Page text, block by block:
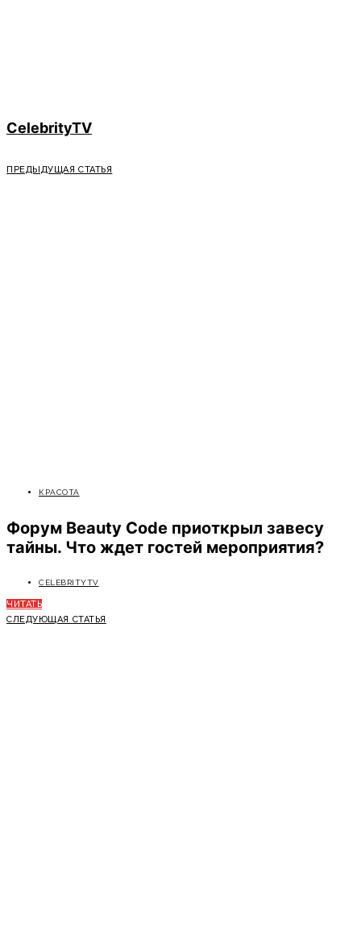
CelebrityTV
ПРЕДЫДУЩАЯ СТАТЬЯ
КРАСОТА
Форум Beauty Code приоткрыл завесу
тайны. Что ждет гостей мероприятия?
CELEBRITYTV
ЧИТАТЬ
СЛЕДУЮЩАЯ СТАТЬЯ